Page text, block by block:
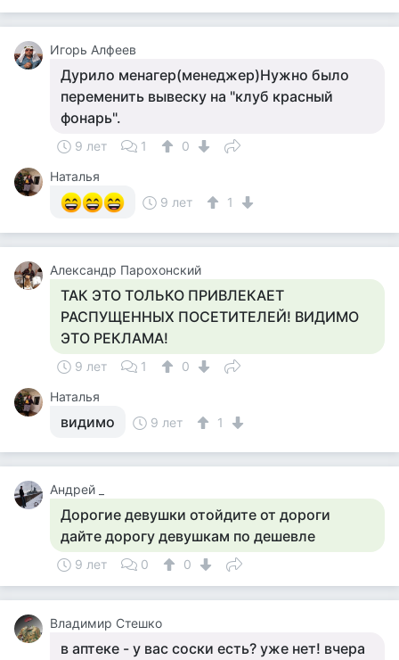
Игорь Алфеев
Дурило менагер(менеджер)Нужно было
переменить вывеску на "клуб красный
фонарь".
9 лет 1
0
Наталья
9 лет
1
Александр Парохонский
ТАК ЭТО ТОЛЬКО ПРИВЛЕКАЕТ
РАСПУЩЕННЫХ ПОСЕТИТЕЛЕЙ! ВИДИМО
ЭТО РЕКЛАМА!
9 лет 1
0
Наталья
видимо 9 лет 1
Андрей _
Дорогие девушки отойдите от дороги
дайте дорогу девушкам по дешевле
9 лет 0 0
Владимир Стешко
в аптеке - у вас соски есть? уже нет! вчера